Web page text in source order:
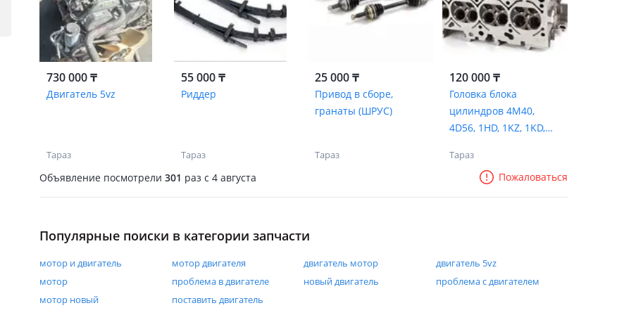
730 000 ₸
Двигатель 5vz
Тараз
55 000 ₸
Риддер
Тараз
25 000 ₸
Привод в сборе,
гранаты (ШРУС)
Тараз
120 000 ₸
Головка блока
цилиндров 4M40,
4D56, 1HD, 1KZ, 1KD,
Тараз
Объявление посмотрели 301 раз c 4 августа Пожаловаться
Популярные поиски в категории запчасти
мотор и двигатель мотор двигателя двигатель мотор
двигатель 5vz
мотор
проблема в двигателе новый двигатель
проблема с двигателем
мотор новый
поставить двигатель